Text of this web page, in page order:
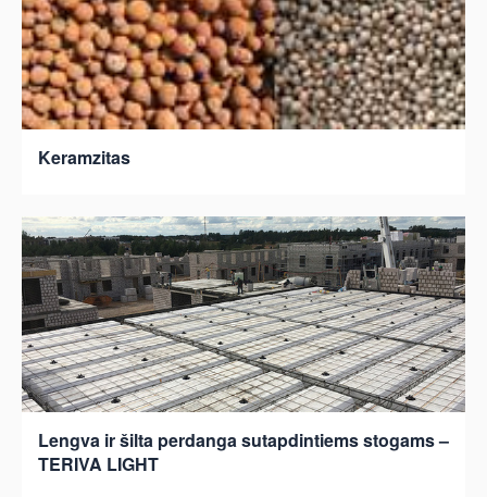
Keramzitas
Lengva ir šilta perdanga sutapdintiems stogams –
TERIVA LIGHT